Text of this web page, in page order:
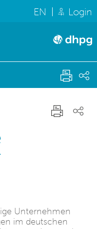
EN Login
Unternehmen
im deutschen